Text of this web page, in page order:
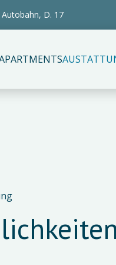
Autobahn, D. 17